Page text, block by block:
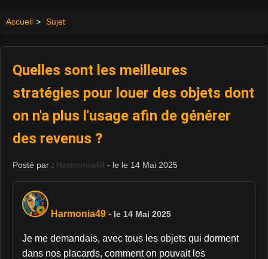
Accueil > Sujet
Quelles sont les meilleures
stratégies pour louer des objets dont
on n'a plus l'usage afin de générer
des revenus ?
Posté par : Harmonia49 - le le 14 Mai 2025
Harmonia49 - le 14 Mai 2025
Je me demandais, avec tous les objets qui dorment
dans nos placards, comment on pouvait les